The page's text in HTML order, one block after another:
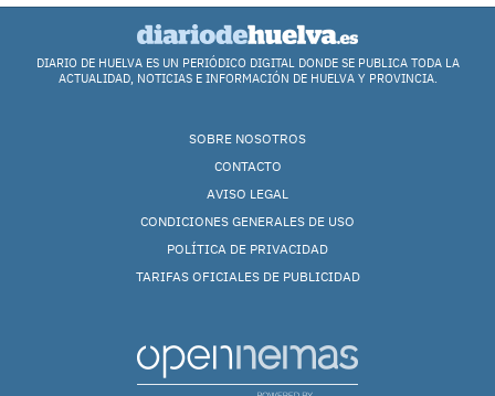
DIARIO DE HUELVA ES UN PERIÓDICO DIGITAL DONDE SE PUBLICA TODA LA
ACTUALIDAD, NOTICIAS E INFORMACIÓN DE HUELVA Y PROVINCIA.
SOBRE NOSOTROS
CONTACTO
AVISO LEGAL
CONDICIONES GENERALES DE USO
POLÍTICA DE PRIVACIDAD
TARIFAS OFICIALES DE PUBLICIDAD